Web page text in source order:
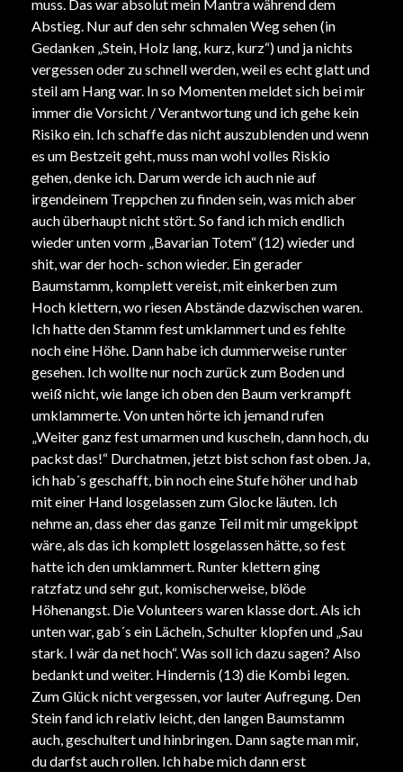
muss. Das war absolut mein Mantra während dem
Abstieg. Nur auf den sehr schmalen Weg sehen (in
Gedanken „Stein, Holz lang, kurz, kurz“) und ja nichts
vergessen oder zu schnell werden, weil es echt glatt und
steil am Hang war. In so Momenten meldet sich bei mir
immer die Vorsicht / Verantwortung und ich gehe kein
Risiko ein. Ich schaffe das nicht auszublenden und wenn
es um Bestzeit geht, muss man wohl volles Riskio
gehen, denke ich. Darum werde ich auch nie auf
irgendeinem Treppchen zu finden sein, was mich aber
auch überhaupt nicht stört. So fand ich mich endlich
wieder unten vorm „Bavarian Totem“ (12) wieder und
shit, war der hoch- schon wieder. Ein gerader
Baumstamm, komplett vereist, mit einkerben zum
Hoch klettern, wo riesen Abstände dazwischen waren.
Ich hatte den Stamm fest umklammert und es fehlte
noch eine Höhe. Dann habe ich dummerweise runter
gesehen. Ich wollte nur noch zurück zum Boden und
weiß nicht, wie lange ich oben den Baum verkrampft
umklammerte. Von unten hörte ich jemand rufen
„Weiter ganz fest umarmen und kuscheln, dann hoch, du
packst das!“ Durchatmen, jetzt bist schon fast oben. Ja,
ich hab´s geschafft, bin noch eine Stufe höher und hab
mit einer Hand losgelassen zum Glocke läuten. Ich
nehme an, dass eher das ganze Teil mit mir umgekippt
wäre, als das ich komplett losgelassen hätte, so fest
hatte ich den umklammert. Runter klettern ging
ratzfatz und sehr gut, komischerweise, blöde
Höhenangst. Die Volunteers waren klasse dort. Als ich
unten war, gab´s ein Lächeln, Schulter klopfen und „Sau
stark. I wär da net hoch“. Was soll ich dazu sagen? Also
bedankt und weiter. Hindernis (13) die Kombi legen.
Zum Glück nicht vergessen, vor lauter Aufregung. Den
Stein fand ich relativ leicht, den langen Baumstamm
auch, geschultert und hinbringen. Dann sagte man mir,
du darfst auch rollen. Ich habe mich dann erst